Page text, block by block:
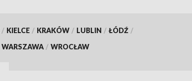
/ KIELCE / KRAKÓW / LUBLIN / ŁÓDŹ /
WARSZAWA / WROCŁAW